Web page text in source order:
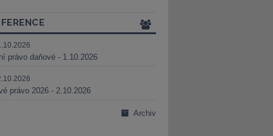
právo daňové - 1.10.2026
právo 2026 - 2.10.2026
Archiv